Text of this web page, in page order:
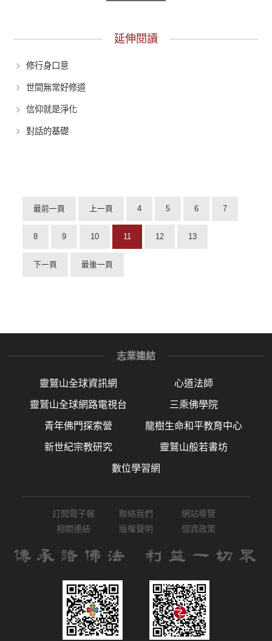
延伸閱讀
修行身口意
世間無常好修道
信仰就是淨化
對話的基礎
最前一頁 上一頁 4 5 6 7
8 9 10 11 12 13
下一頁 最後一頁
志業連結
靈鷲山全球資訊網 心道法師
靈鷲山全球網路電視台 三乘佛學院
青年佛門探索營 龍樹生命和平教育中心
新世紀宗教研究 靈鷲山般若書坊
數位學習網
訂閱電子報 聯絡我們
網站導覽
相關連結
版權聲明 個資政策